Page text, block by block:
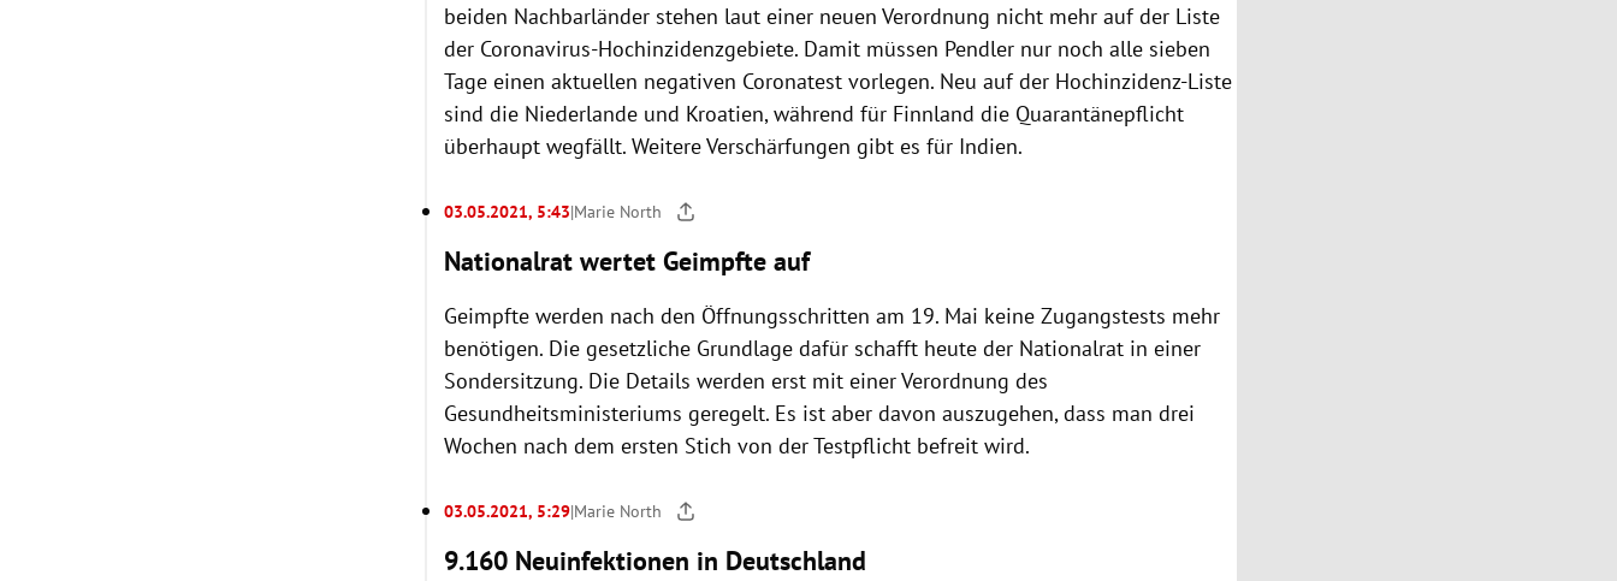
beiden Nachbarländer stehen laut einer neuen Verordnung nicht mehr auf der Liste
der Coronavirus-Hochinzidenzgebiete. Damit müssen Pendler nur noch alle sieben
Tage einen aktuellen negativen Coronatest vorlegen. Neu auf der Hochinzidenz-Liste
sind die Niederlande und Kroatien, während für Finnland die Quarantänepflicht
überhaupt wegfällt. Weitere Verschärfungen gibt es für Indien.
03.05.2021, 5:43|Marie North
Nationalrat wertet Geimpfte auf
Geimpfte werden nach den Öffnungsschritten am 19. Mai keine Zugangstests mehr
benötigen. Die gesetzliche Grundlage dafür schafft heute der Nationalrat in einer
Sondersitzung. Die Details werden erst mit einer Verordnung des
Gesundheitsministeriums geregelt. Es ist aber davon auszugehen, dass man drei
Wochen nach dem ersten Stich von der Testpflicht befreit wird.
03.05.2021, 5:29|Marie North
9.160 Neuinfektionen in Deutschland